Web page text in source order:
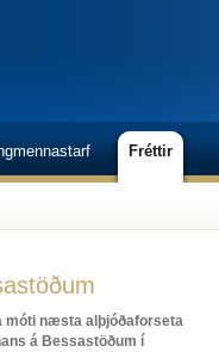
móti næsta alþjóðaforseta
á Bessastöðum í
Fréttir